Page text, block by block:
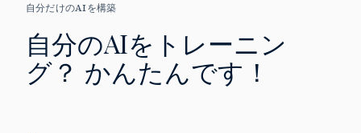
自分だけのAIを構築
自分のAIをトレーニン
グ？ かんたんです！